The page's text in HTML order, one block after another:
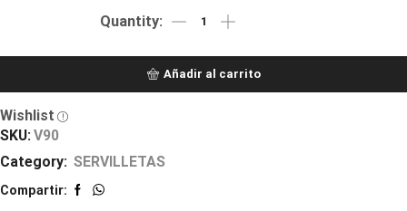
Añadir al carrito
Wishlist
SKU: V90
Category: SERVILLETAS
Compartir: